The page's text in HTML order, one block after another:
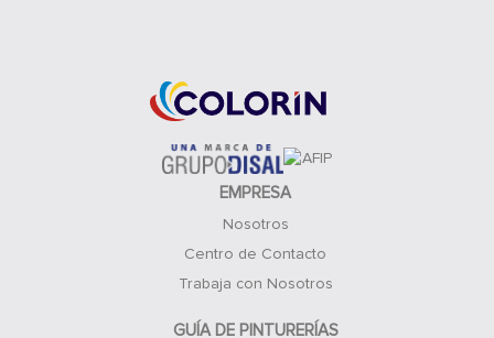
EMPRESA
Nosotros
Centro de Contacto
Trabaja con Nosotros
GUÍA DE PINTURERÍAS